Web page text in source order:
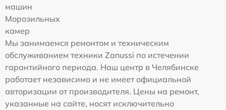
машин
Морозильных
камер
Мы занимаемся ремонтом и техническим
обслуживанием техники Zanussi по истечении
гарантийного периода. Наш центр в Челябинске
работает независимо и не имеет официальной
авторизации от производителя. Цены на ремонт,
указанные на сайте, носят исключительно